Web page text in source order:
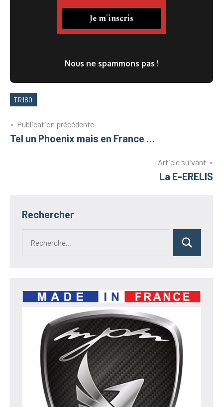
Nous ne spammons pas !
Étiquettes
TR180
Navigation
de
Publication précédente
Tel un Phoenix mais en France …
Article suivant
La E-ERELIS
Rechercher
Rechercher